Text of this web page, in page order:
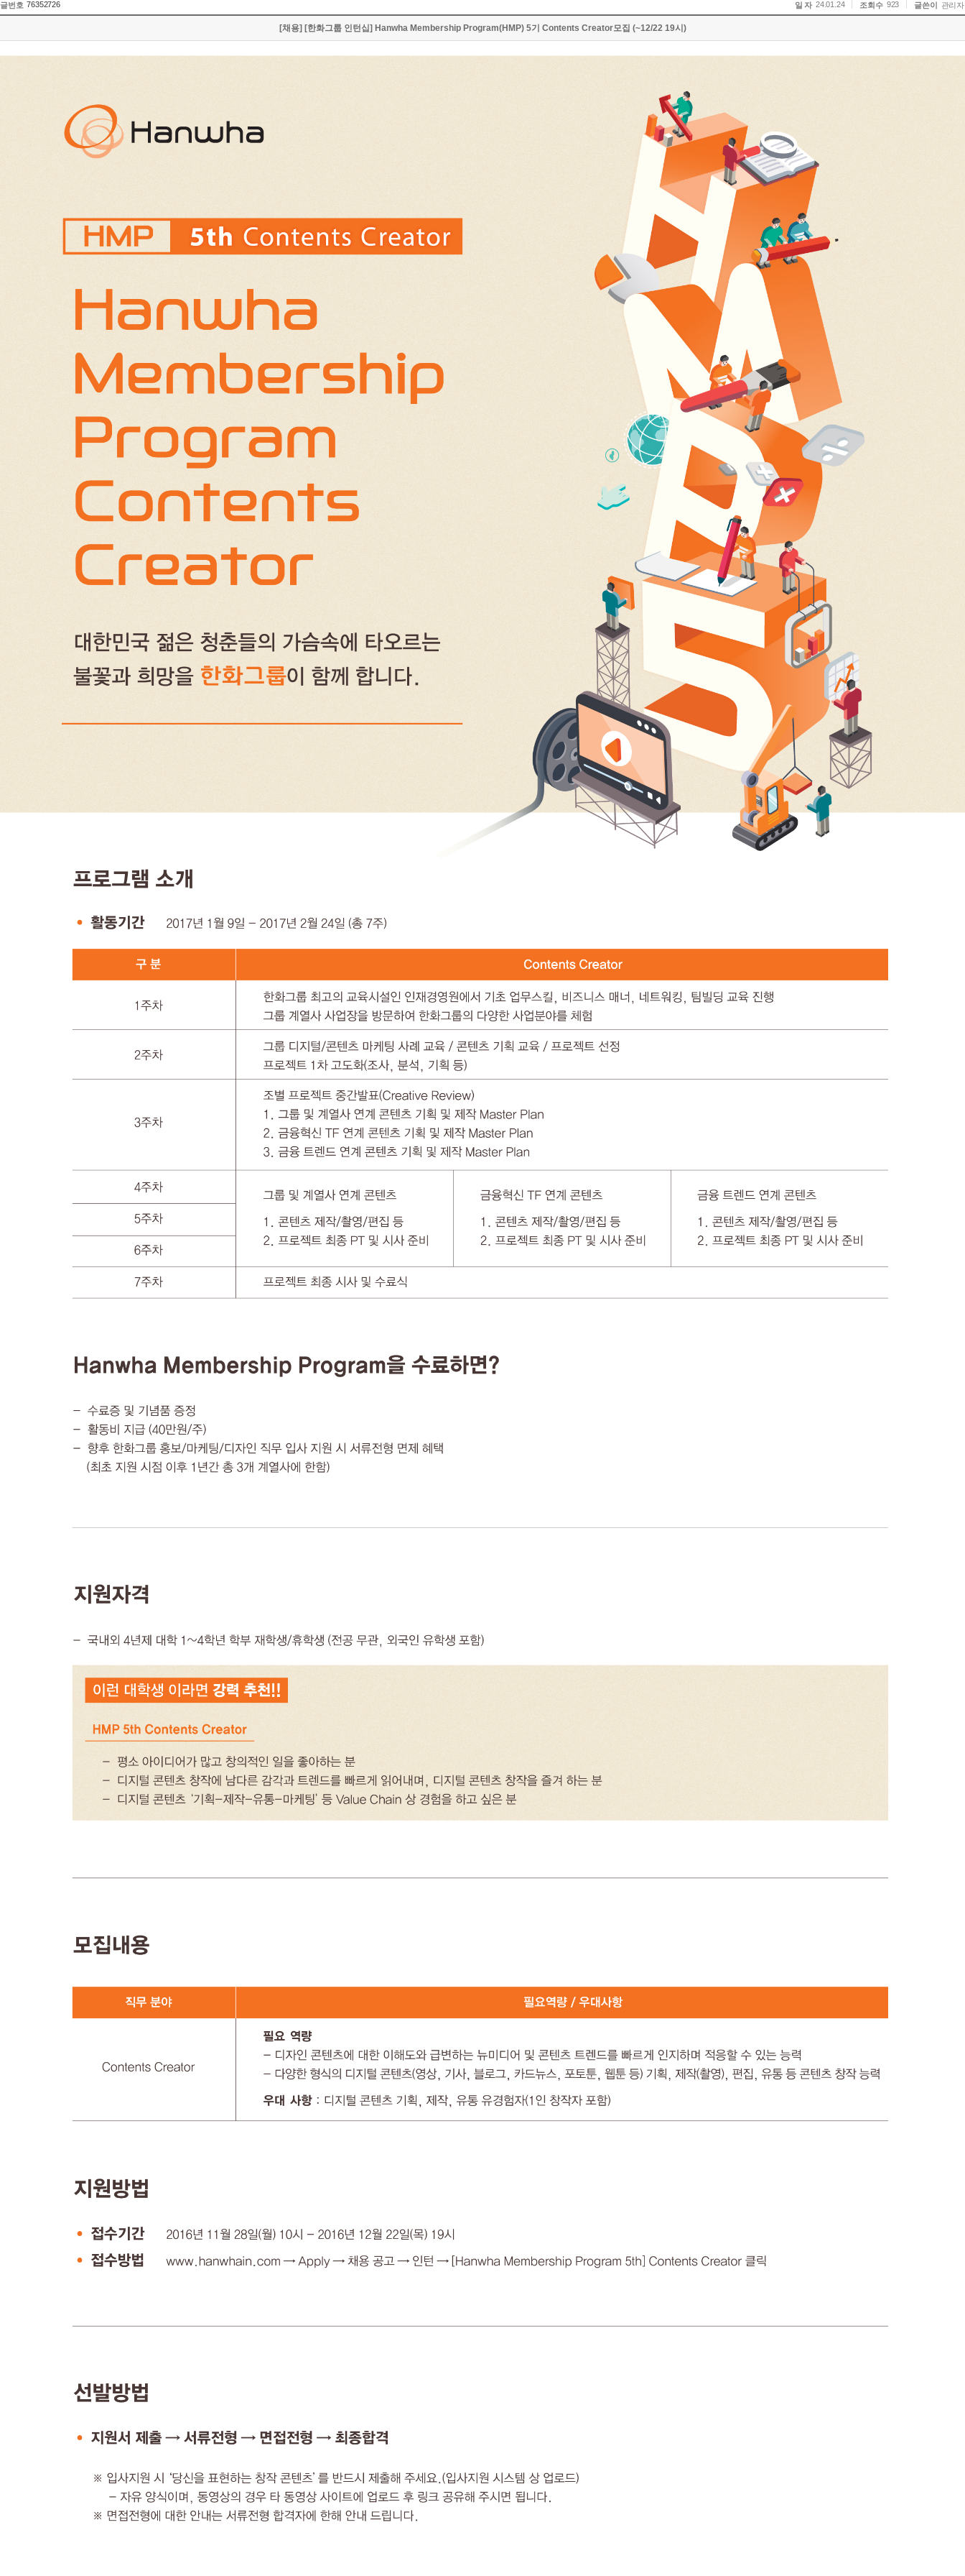
글번호 76352726 일 자 24.01.24 조회수 923 글쓴이 관리자
[채용] [한화그룹 인턴십] Hanwha Membership Program(HMP) 5기 Contents Creator모집 (~12/22 19시)